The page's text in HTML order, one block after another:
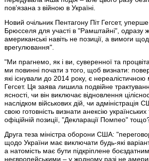
повʼязана з війною в Україні.
Новий очільник Пентагону Піт Гегсет,
Брюсселя для участі в "Рамштайні", одразу
американські навіть не позиції, а вимоги
врегулювання".
"Ми прагнемо, як і ви, суверенної та
ми повинні почати з того, щоб визнати:
які існували до 2014 року, є
Гегсет. Ця заява лишила подвійне
ясності, чи він виключає відновлення
наслідком військових дій, чи адміністрація
свою готовність визнати анексію
офіційній позиції, "Декларації Помпео"
Друга теза міністра оборони США:
щодо України має виключати будь-які
а натомість має бути підкріплене
неєвропейськими – у жодному разі не